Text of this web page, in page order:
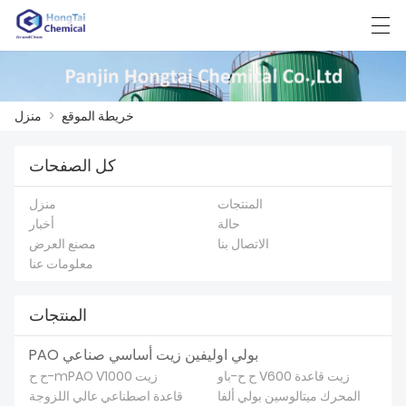
منزل
المنتجات
أخبار
مصنع العرض
الاتصال بنا
العربية 中文 English 日本語 한국어
منزل > خريطة الموقع
كل الصفحات
منزل
المنتجات
أخبار
حالة
مصنع العرض
الاتصال بنا
معلومات عنا
المنتجات
PAO بولي اوليفين زيت أساسي صناعي
ح ح-mPAO V1000 زيت
قاعدة اصطناعي عالي اللزوجة
ح ح-باو V600 زيت قاعدة
المحرك ميتالوسين بولي ألفا